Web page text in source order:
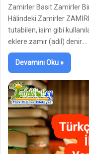
Zamirler Basit Zamirler
Hâlindeki Zamirler
tutabilen, isim gibi
eklere zamir (adıl) denir.…
Devamını Oku »